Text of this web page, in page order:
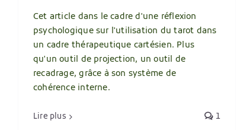
Cet article dans le cadre d'une réflexion
psychologique sur l'utilisation du tarot dans
un cadre thérapeutique cartésien. Plus
qu'un outil de projection, un outil de
recadrage, grâce à son système de
cohérence interne.
Lire plus 1